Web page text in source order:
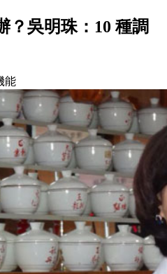
？吳明珠：10 種調
能